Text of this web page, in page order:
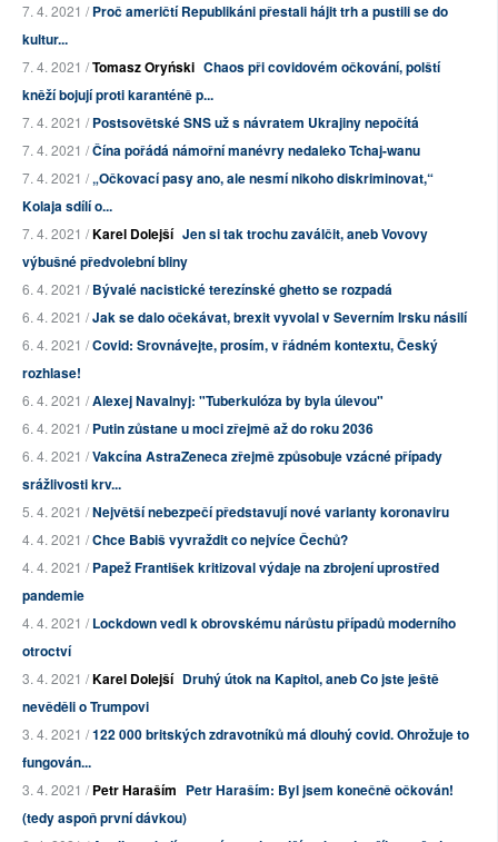
7. 4. 2021 /Proč američtí Republikáni přestali hájit trh a pustili se do
kultur...
7. 4. 2021 /Tomasz Oryński Chaos při covidovém očkování, polští
kněží bojují proti karanténě p...
7. 4. 2021 /Postsovětské SNS už s návratem Ukrajiny nepočítá
7. 4. 2021 /Čína pořádá námořní manévry nedaleko Tchaj-wanu
7. 4. 2021 /„Očkovací pasy ano, ale nesmí nikoho diskriminovat,“
Kolaja sdílí o...
7. 4. 2021 /Karel Dolejší Jen si tak trochu zaválčit, aneb Vovovy
výbušné předvolební bliny
6. 4. 2021 /Bývalé nacistické terezínské ghetto se rozpadá
6. 4. 2021 /Jak se dalo očekávat, brexit vyvolal v Severním Irsku násilí
6. 4. 2021 /Covid: Srovnávejte, prosím, v řádném kontextu, Český
rozhlase!
6. 4. 2021 /Alexej Navalnyj: "Tuberkulóza by byla úlevou"
6. 4. 2021 /Putin zůstane u moci zřejmě až do roku 2036
6. 4. 2021 /Vakcína AstraZeneca zřejmě způsobuje vzácné případy
srážlivosti krv...
5. 4. 2021 /Největší nebezpečí představují nové varianty koronaviru
4. 4. 2021 /Chce Babiš vyvraždit co nejvíce Čechů?
4. 4. 2021 /Papež František kritizoval výdaje na zbrojení uprostřed
pandemie
4. 4. 2021 /Lockdown vedl k obrovskému nárůstu případů moderního
otroctví
3. 4. 2021 /Karel Dolejší Druhý útok na Kapitol, aneb Co jste ještě
nevěděli o Trumpovi
3. 4. 2021 /122 000 britských zdravotníků má dlouhý covid. Ohrožuje to
fungován...
3. 4. 2021 /Petr Haraším Petr Haraším: Byl jsem konečně očkován!
(tedy aspoň první dávkou)